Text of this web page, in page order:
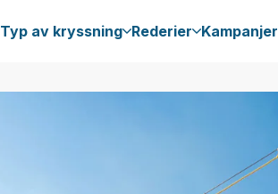
Typ av kryssning Rederier Kampanjer